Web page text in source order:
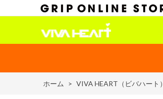
ホーム > VIVA HEART（ビバハート）